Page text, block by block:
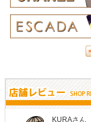
KURAさん